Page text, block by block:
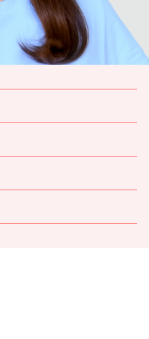
コラボレーション
イベント